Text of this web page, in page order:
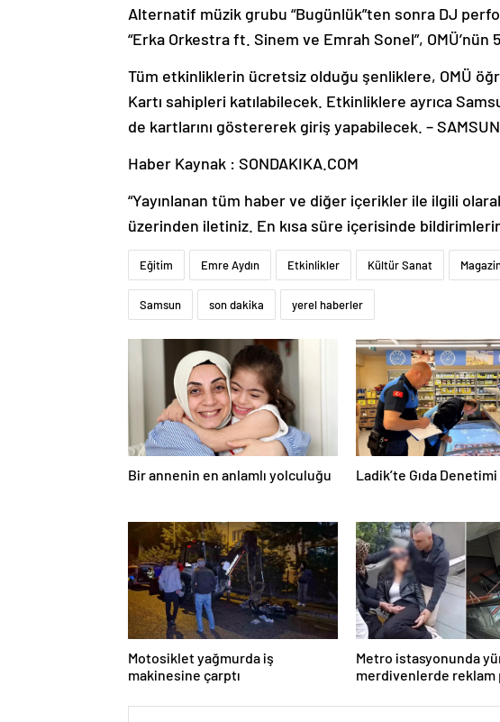
Alternatif müzik grubu “Bugünlük”ten sonra DJ
“Erka Orkestra ft. Sinem ve Emrah Sonel”, OMÜ’nün
Tüm etkinliklerin ücretsiz olduğu şenliklere, OMÜ
Kartı sahipleri katılabilecek. Etkinliklere ayrıca
de kartlarını göstererek giriş yapabilecek. – SAMSUN
Haber Kaynak : SONDAKIKA.COM
“Yayınlanan tüm haber ve diğer içerikler ile ilgili
üzerinden iletiniz. En kısa süre içerisinde
Eğitim Emre Aydın Etkinlikler Kültür Sanat
Samsun son dakika yerel haberler
Bir annenin en anlamlı yolculuğu Ladik’te Gıda Denetimi
Motosiklet yağmurda iş
makinesine çarptı
Metro istasyonunda
merdivenlerde reklam